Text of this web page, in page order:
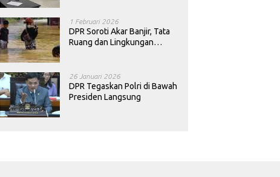
1 Februari 2026
DPR Soroti Akar Banjir, Tata
Ruang dan Lingkungan
26 Januari 2026
DPR Tegaskan Polri di Bawah
Presiden Langsung